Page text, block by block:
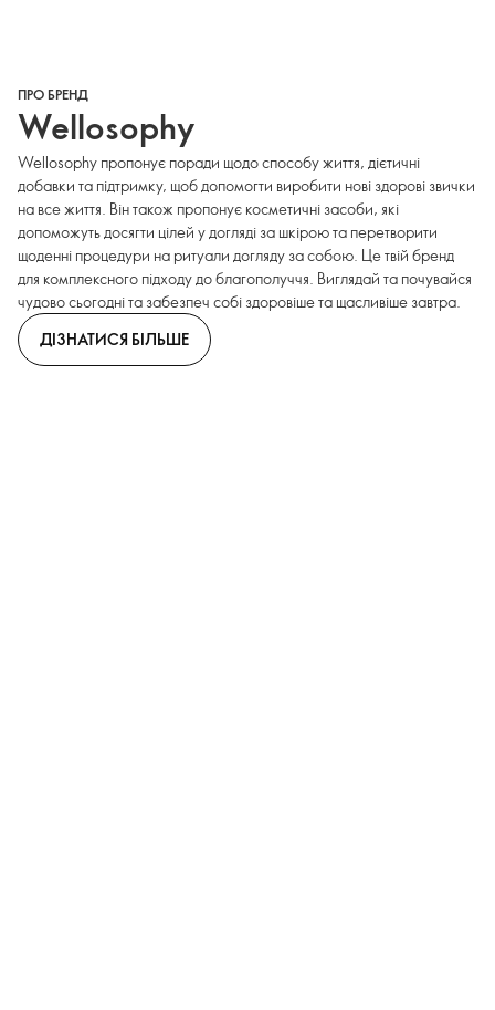
ПРО БРЕНД
Wellosophy
Wellosophy пропонує поради щодо способу життя, дієтичні
добавки та підтримку, щоб допомогти виробити нові здорові звички
на все життя. Він також пропонує косметичні засоби, які
допоможуть досягти цілей у догляді за шкірою та перетворити
щоденні процедури на ритуали догляду за собою. Це твій бренд
для комплексного підходу до благополуччя. Виглядай та почувайся
чудово сьогодні та забезпеч собі здоровіше та щасливіше завтра.
ДІЗНАТИСЯ БІЛЬШЕ